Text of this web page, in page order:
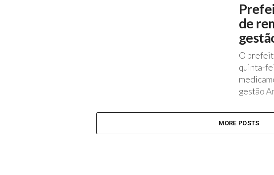
de
O
quinta-
gestão
MORE POSTS